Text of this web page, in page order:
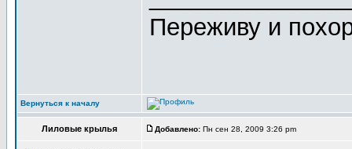
Переживу и
Вернуться к началу
Лиловые крылья Добавлено: Пн сен 28, 2009 3:26 pm